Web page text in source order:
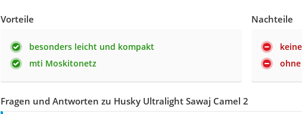
Vorteile
besonders leicht und kompakt
mti Moskitonetz
Nachteile
ohne
Fragen und Antworten zu Husky Ultralight Sawaj Camel 2